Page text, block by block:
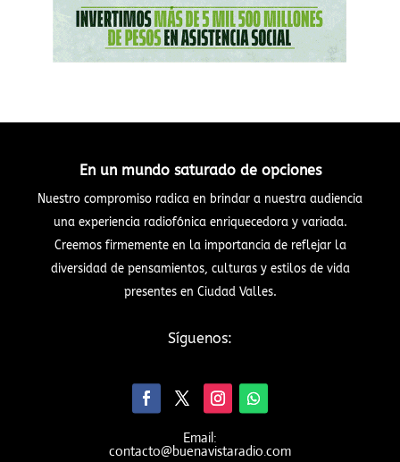
En un mundo saturado de opciones
Nuestro compromiso radica en brindar a nuestra audiencia
una experiencia radiofónica enriquecedora y variada.
Creemos firmemente en la importancia de reflejar la
diversidad de pensamientos, culturas y estilos de vida
presentes en Ciudad Valles.
Síguenos:
Email:
contacto@buenavistaradio.com